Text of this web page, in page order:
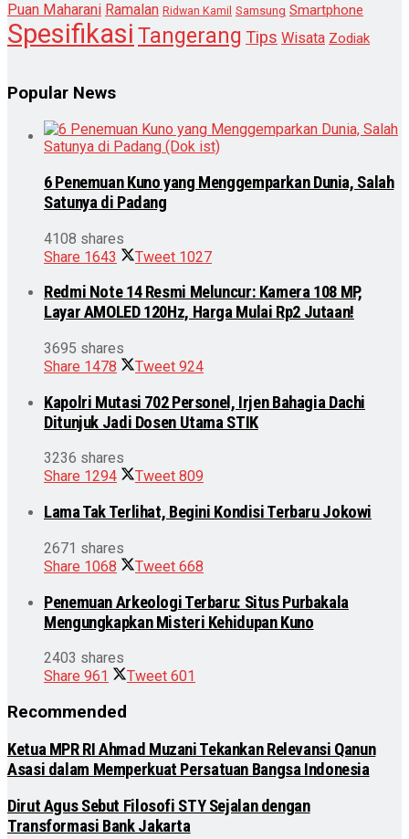
Puan Maharani Ramalan Ridwan Kamil Samsung Smartphone
Spesifikasi Tangerang Tips Wisata Zodiak
Popular News
6 Penemuan Kuno yang Menggemparkan Dunia, Salah
Satunya di Padang
4108 shares
Share 1643 Tweet 1027
Redmi Note 14 Resmi Meluncur: Kamera 108 MP,
Layar AMOLED 120Hz, Harga Mulai Rp2 Jutaan!
3695 shares
Share 1478 Tweet 924
Kapolri Mutasi 702 Personel, Irjen Bahagia Dachi
Ditunjuk Jadi Dosen Utama STIK
3236 shares
Share 1294 Tweet 809
Lama Tak Terlihat, Begini Kondisi Terbaru Jokowi
2671 shares
Share 1068 Tweet 668
Penemuan Arkeologi Terbaru: Situs Purbakala
Mengungkapkan Misteri Kehidupan Kuno
2403 shares
Share 961 Tweet 601
Recommended
Ketua MPR RI Ahmad Muzani Tekankan Relevansi Qanun
Asasi dalam Memperkuat Persatuan Bangsa Indonesia
Dirut Agus Sebut Filosofi STY Sejalan dengan
Transformasi Bank Jakarta